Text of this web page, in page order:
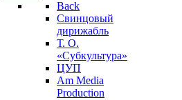
Back
Свинцовый
дирижабль
Т. О.
«Субкультура»
ЦУП
Am Media
Production